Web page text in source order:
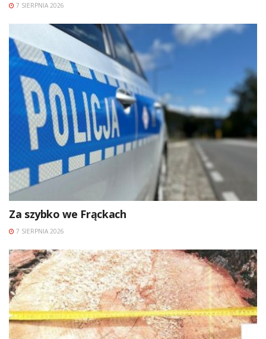
7 SIERPNIA 2026
Za szybko we Frąckach
7 SIERPNIA 2026